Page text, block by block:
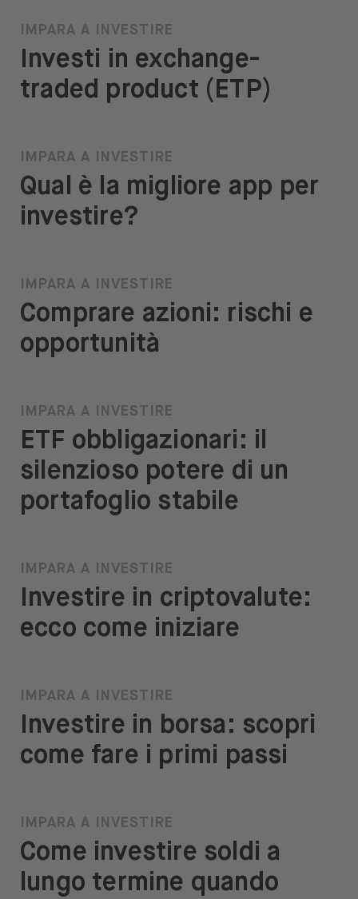
IMPARA A INVESTIRE
Investi in exchange-
traded product (ETP)
IMPARA A INVESTIRE
Qual è la migliore app per
investire?
IMPARA A INVESTIRE
Comprare azioni: rischi e
opportunità
IMPARA A INVESTIRE
ETF obbligazionari: il
silenzioso potere di un
portafoglio stabile
IMPARA A INVESTIRE
Investire in criptovalute:
ecco come iniziare
IMPARA A INVESTIRE
Investire in borsa: scopri
come fare i primi passi
IMPARA A INVESTIRE
Come investire soldi a
lungo termine quando